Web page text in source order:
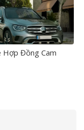
Hợp Đồng Cam